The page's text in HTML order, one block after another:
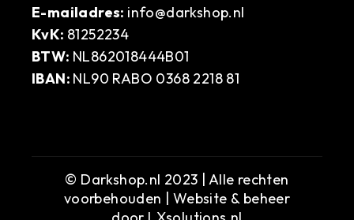
E-mailadres: info@darkshop.nl
KvK: 81252234
BTW: NL862018444B01
IBAN: NL90 RABO 0368 2218 81
© Darkshop.nl 2023 | Alle rechten
voorbehouden | Website & beheer